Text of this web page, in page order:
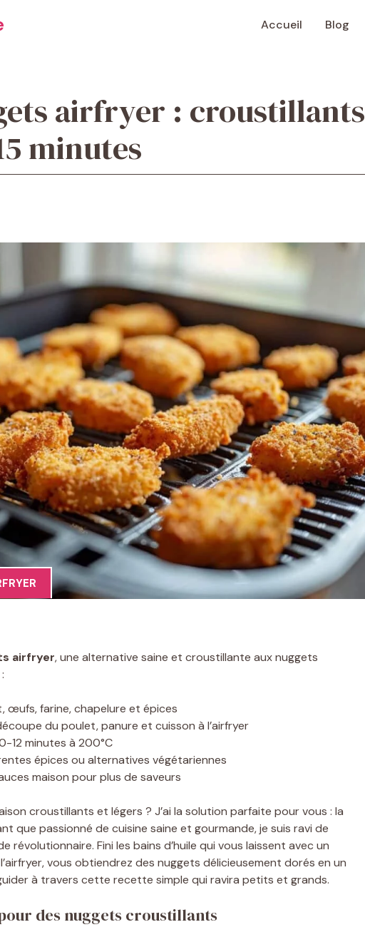
Accueil Blog
airfryer : croustillants
minutes
airfryer, une alternative saine et croustillante aux nuggets
œufs, farine, chapelure et épices
du poulet, panure et cuisson à l’airfryer
12 minutes à 200°C
épices ou alternatives végétariennes
maison pour plus de saveurs
croustillants et légers ? J’ai la solution parfaite pour vous : la
que passionné de cuisine saine et gourmande, je suis ravi de
Fini les bains d’huile qui vous laissent avec un
vous obtiendrez des nuggets délicieusement dorés en un
à travers cette recette simple qui ravira petits et grands.
des nuggets croustillants